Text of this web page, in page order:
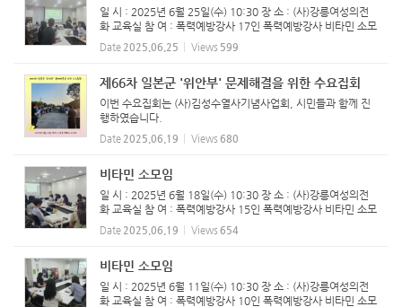
일 시 : 2025년 6월 25일(수) 10:30 장 소 : (사)강릉여성의전
화 교육실 참 여 : 폭력예방강사 17인 폭력예방강사 비타민 소모
임 진행하였습니다.
Date 2025.06.25 Views 599
제66차 일본군 '위안부' 문제해결을 위한 수요집회
이번 수요집회는 (사)김성수열사기념사업회, 시민들과 함께 진
행하였습니다.
Date 2025.06.19 Views 680
비타민 소모임
일 시 : 2025년 6월 18일(수) 10:30 장 소 : (사)강릉여성의전
화 교육실 참 여 : 폭력예방강사 15인 폭력예방강사 비타민 소모
임 진행하였습니다.
Date 2025.06.19 Views 654
비타민 소모임
일 시 : 2025년 6월 11일(수) 10:30 장 소 : (사)강릉여성의전
화 교육실 참 여 : 폭력예방강사 10인 폭력예방강사 비타민 소모